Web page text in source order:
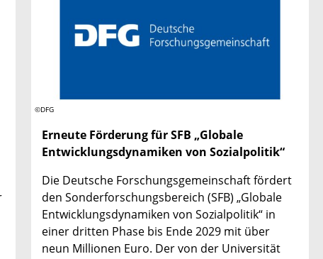
©DFG
Erneute Förderung für SFB „Globale
Entwicklungsdynamiken von Sozialpolitik“
Die Deutsche Forschungsgemeinschaft fördert
den Sonderforschungsbereich (SFB) „Globale
Entwicklungsdynamiken von Sozialpolitik“ in
einer dritten Phase bis Ende 2029 mit über
neun Millionen Euro. Der von der Universität